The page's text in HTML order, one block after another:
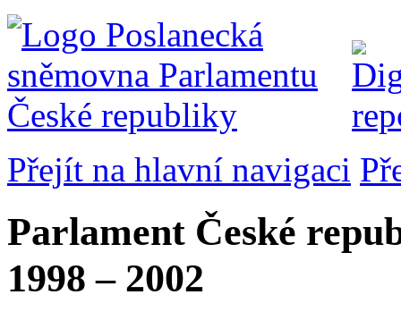
Přejít na hlavní navigaci
Parlament České
1998 – 2002